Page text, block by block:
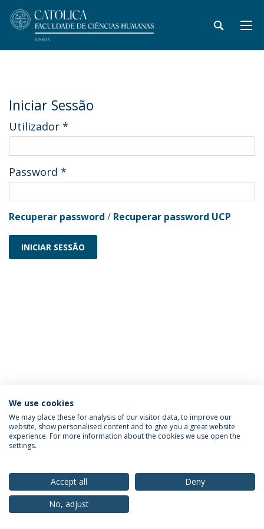
Iniciar Sessão
Utilizador *
Password *
Recuperar password / Recuperar password UCP
INICIAR SESSÃO
Política de Privacidade
Termos & Condições
Direitos do Titular dos Dados
© 2026 Universidade Católica Portuguesa
We use cookies
We may place these for analysis of our visitor data, to improve our
website, show personalised content and to give you a great website
experience. For more information about the cookies we use open the
settings.
Accept all
Deny
No, adjust